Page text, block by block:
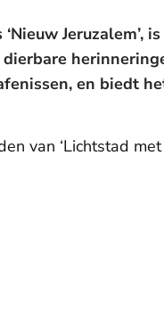
Jeruzalem’,
en biedt
van ‘Lichtstad